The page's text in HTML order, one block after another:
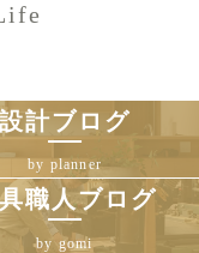
設計ブログ
by planner
職人ブログ
by gomi